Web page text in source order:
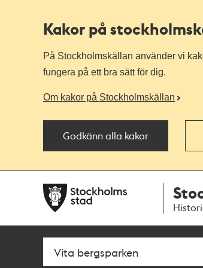
Kakor på
På Stockholmskällan använder vi
fungera på ett bra sätt för dig.
Om kakor på Stockholmskällan
Godkänn alla kakor
navigationen
huvudinnehållet
Sök